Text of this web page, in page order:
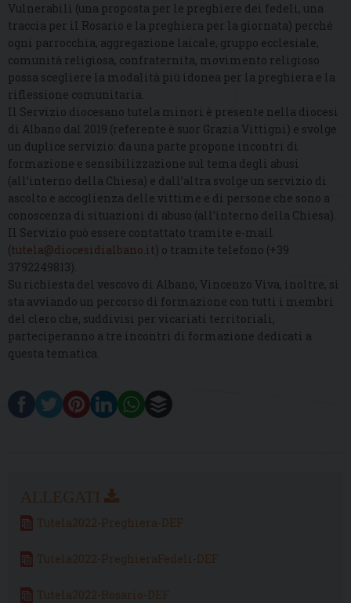
Vulnerabili (una proposta per le preghiere dei fedeli, una
traccia per il Rosario e la preghiera per la giornata) perché
ogni parrocchia, aggregazione laicale, gruppo ecclesiale,
comunità religiosa, confraternita, movimento religioso
possa scegliere la modalità più idonea per la preghiera e la
riflessione comunitaria.
Il Servizio diocesano tutela minori è presente nella diocesi
di Albano dal 2019 (referente è suor Grazia Vittigni) e svolge
un duplice servizio: da una parte propone incontri di
formazione e sensibilizzazione sul tema degli abusi
(all’interno della Chiesa) e dall’altra svolge un servizio di
ascolto e accoglienza delle vittime e di persone che sono a
conoscenza di situazioni di abuso (all’interno della Chiesa).
Il Servizio può essere contattato tramite e-mail
(tutela@diocesidialbano.it) o tramite telefono (+39
3792249813).
Su richiesta del vescovo di Albano, Vincenzo Viva, inoltre, si
sta avviando un percorso di formazione con tutti i membri
del clero che, suddivisi per vicariati territoriali,
parteciperanno a tre incontri di formazione dedicati a
questa tematica.
Tutela2022-Preghiera-DEF
Tutela2022-PreghieraFedeli-DEF
Tutela2022-Rosario-DEF